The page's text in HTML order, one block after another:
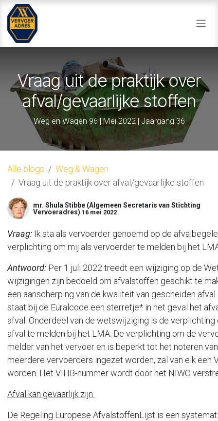
Overslaan naar inhoud
Vraag uit de praktijk over
afval/gevaarlijke stoffen
Weg en Wagen 96 | Mei 2022 | Jaargang 36
Alle blogs
Weg & Wagen
Vraag uit de praktijk over afval/gevaarlijke stoffen
mr. Shula Stibbe (Algemeen Secretaris van Stichting
Vervoeradres) 16 mei 2022
Vraag: Ik sta als vervoerder genoemd op de
verplichting om mij als vervoerder te melden bij het
Antwoord: Per 1 juli 2022 treedt een wijziging op de
wijzigingen zijn bedoeld om afvalstoffen geschikt te
een aanscherping van de kwaliteit van gescheiden
staat bij de Euralcode een sterretje* in het geval het
afval. Onderdeel van de wetswijziging is de
afval te melden bij het LMA. De verplichting om de
melder van het vervoer en is beperkt tot het noteren
meerdere vervoerders ingezet worden, zal van elk een
worden. Het VIHB-nummer wordt door het NIWO
Afval kan gevaarlijk zijn
De Regeling Europese AfvalstoffenLijst is een